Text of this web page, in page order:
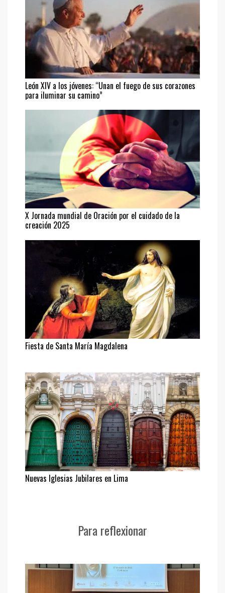
León XIV a los jóvenes: “Unan el fuego de sus corazones
para iluminar su camino”
X Jornada mundial de Oración por el cuidado de la
creación 2025
Fiesta de Santa María Magdalena
Nuevas Iglesias Jubilares en Lima
Para reflexionar